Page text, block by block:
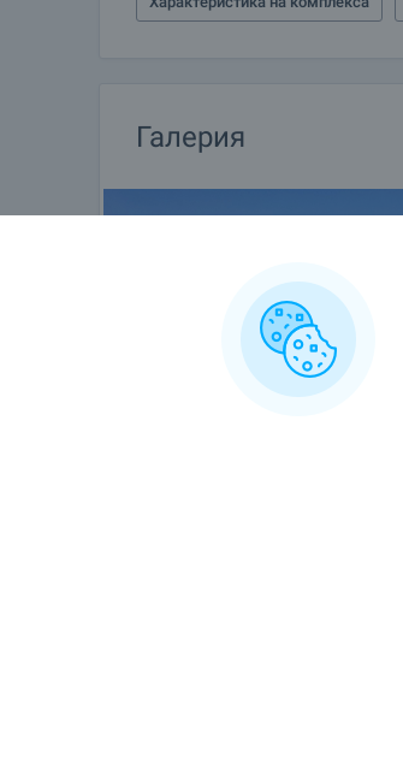
Галерия